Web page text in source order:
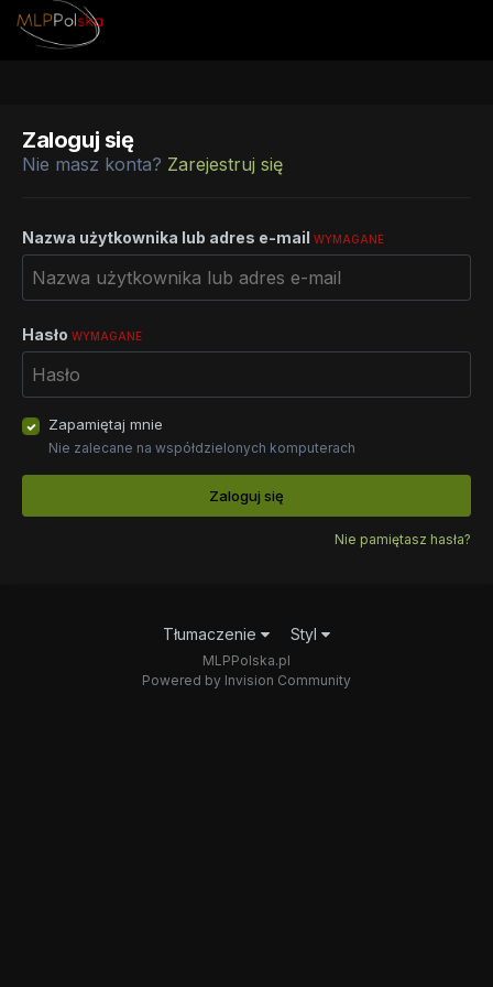
Zaloguj się
Nie masz konta? Zarejestruj się
Nazwa użytkownika lub adres e-mail WYMAGANE
Hasło WYMAGANE
Zapamiętaj mnie
Nie zalecane na współdzielonych komputerach
Zaloguj się
Nie pamiętasz hasła?
Tłumaczenie Styl
MLPPolska.pl
Powered by Invision Community